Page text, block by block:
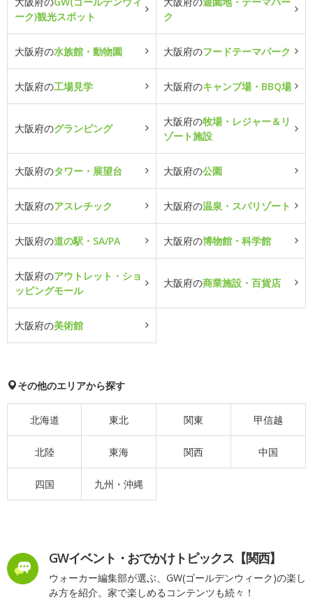
ーク)観光スポット
ク
大阪府の水族館・動物園 大阪府のフードテーマパーク
大阪府の工場見学 大阪府のキャンプ場・BBQ場
大阪府のグランピング
大阪府の牧場・レジャー＆リ
ゾート施設
大阪府のタワー・展望台 大阪府の公園
大阪府のアスレチック 大阪府の温泉・スパリゾート
大阪府の道の駅・SA/PA 大阪府の博物館・科学館
大阪府のアウトレット・ショ
ッピングモール
大阪府の商業施設・百貨店
大阪府の美術館
その他のエリアから探す
北海道 東北 関東 甲信越
北陸 東海 関西 中国
四国 九州・沖縄
GWイベント・おでかけトピックス【関西】
ウォーカー編集部が選ぶ、GW(ゴールデンウィーク)の楽し
み方を紹介。家で楽しめるコンテンツも続々！